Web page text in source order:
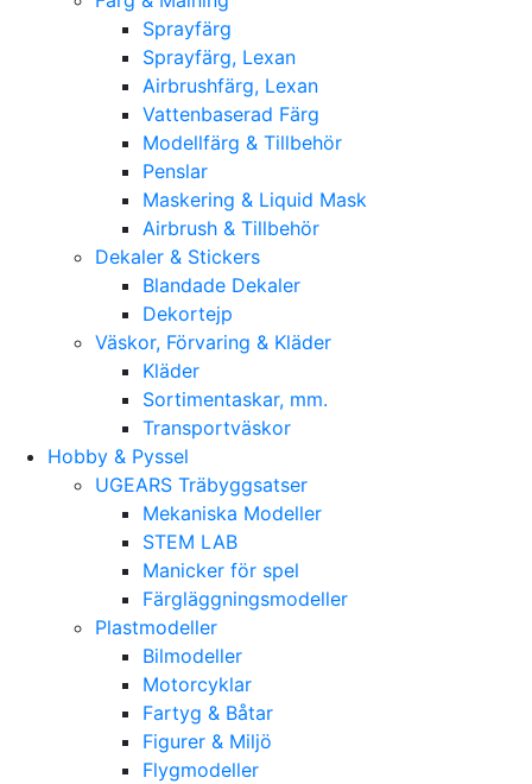
Sprayfärg
Sprayfärg, Lexan
Airbrushfärg, Lexan
Vattenbaserad Färg
Modellfärg & Tillbehör
Penslar
Maskering & Liquid Mask
Airbrush & Tillbehör
Dekaler & Stickers
Blandade Dekaler
Dekortejp
Väskor, Förvaring & Kläder
Kläder
Sortimentaskar, mm.
Transportväskor
Hobby & Pyssel
UGEARS Träbyggsatser
Mekaniska Modeller
STEM LAB
Manicker för spel
Färgläggningsmodeller
Plastmodeller
Bilmodeller
Motorcyklar
Fartyg & Båtar
Figurer & Miljö
Flygmodeller